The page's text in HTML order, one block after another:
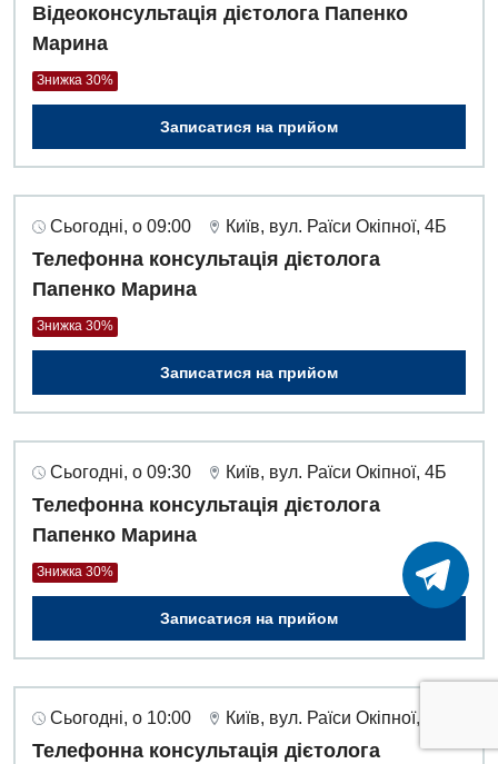
Відеоконсультація дієтолога Папенко
Марина
Знижка 30%
Записатися на прийом
Сьогодні, о 09:00 Київ, вул. Раїси Окіпної, 4Б
Телефонна консультація дієтолога
Папенко Марина
Знижка 30%
Записатися на прийом
Сьогодні, о 09:30 Київ, вул. Раїси Окіпної, 4Б
Телефонна консультація дієтолога
Папенко Марина
Знижка 30%
Записатися на прийом
Сьогодні, о 10:00 Київ, вул. Раїси Окіпної, 4Б
Телефонна консультація дієтолога